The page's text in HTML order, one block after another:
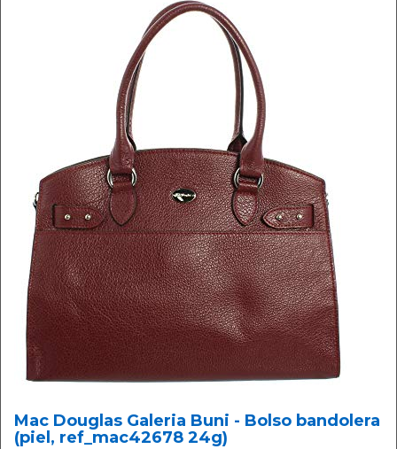
Mac Douglas Galeria Buni - Bolso bandolera
(piel, ref_mac42678 24g)